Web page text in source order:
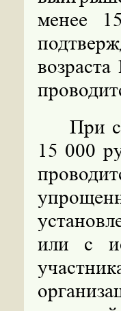
менее
При
15 000
или с